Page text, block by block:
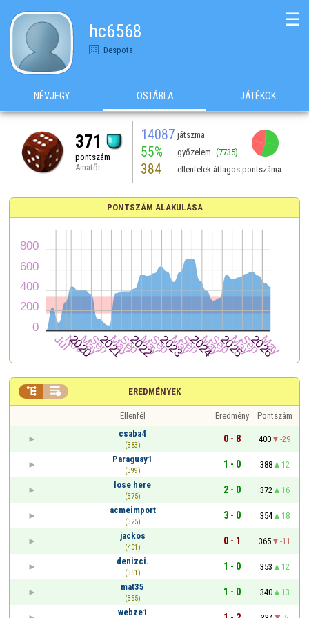
hc6568
Despota
☰
NÉVJEGY OSTÁBLA JÁTÉKOK
371
pontszám
Amatőr
14087 játszma
55% győzelem (7735)
384 ellenfelek átlagos pontszáma
PONTSZÁM ALAKULÁSA
EREDMÉNYEK
 
Ellenfél Eredmény
Pontszám
csaba4
(383)
0 - 8 400
-29
Paraguay1
(399)
1 - 0 388
12
lose here
(375)
2 - 0 372
16
acmeimport
(325)
3 - 0 354
18
jackos
(401)
0 - 1 365
-11
denizci.
(351)
1 - 0 353
12
mat35
(355)
1 - 0 340
13
webze1